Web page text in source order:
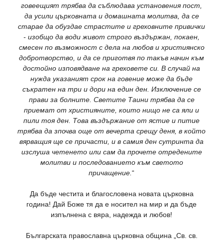
говеещият трябва да съблюдава установения пост,
да усили църковната и домашната молитва, да се
старае да обуздае страстите и греховните привички
- изобщо да води живот строго въздържан, покаен,
смесен по възможност с дела на любов и християнско
добротворство, и да се приготвя по такъв начин към
достойно изповядване на греховете си. В случай на
нужда указаният срок на говение може да бъде
съкратен на три и дори на един ден. Изключение се
прави за болните. Светите Таини трябва да се
приемат от християните, които нищо не са яли и
пили тоя ден. Това въздържание от ястие и питие
трябва да зпочва още от вечерта срещу деня, в който
вярващия ще се причасти, и в самия ден сутринта да
изслуша четенето или сам да прочете отредените
молитви и последованието към светото
причащение. “
Да бъде честита и благословена новата църковна
година! Дай Боже тя да е носител на мир и да бъде
изпълнена с вяра, надежда и любов!
Българската православна църковна община „Св. св.